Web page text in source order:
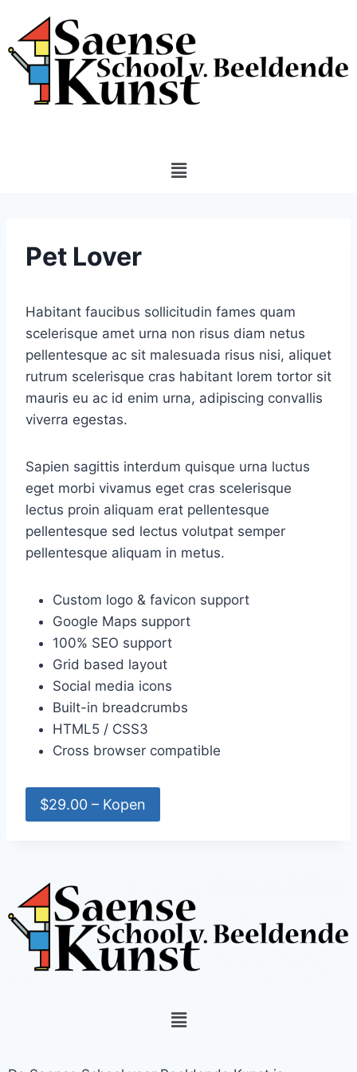
Pet Lover
Habitant faucibus sollicitudin fames quam
scelerisque amet urna non risus diam netus
pellentesque ac sit malesuada risus nisi, aliquet
rutrum scelerisque cras habitant lorem tortor sit
mauris eu ac id enim urna, adipiscing convallis
viverra egestas.
Sapien sagittis interdum quisque urna luctus
eget morbi vivamus eget cras scelerisque
lectus proin aliquam erat pellentesque
pellentesque sed lectus volutpat semper
pellentesque aliquam in metus.
Custom logo & favicon support
Google Maps support
100% SEO support
Grid based layout
Social media icons
Built-in breadcrumbs
HTML5 / CSS3
Cross browser compatible
$29.00 – Kopen